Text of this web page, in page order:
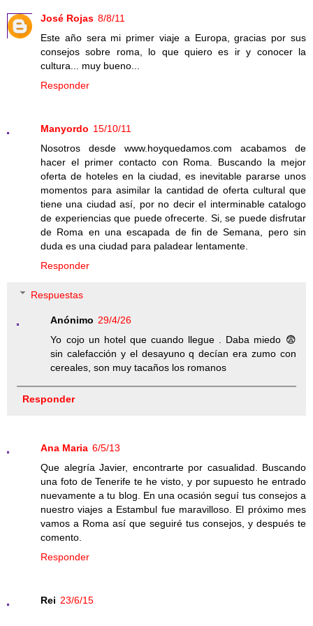
José Rojas 8/8/11
Este año sera mi primer viaje a Europa, gracias por sus
consejos sobre roma, lo que quiero es ir y conocer la
cultura... muy bueno...
Responder
Manyordo 15/10/11
Nosotros desde www.hoyquedamos.com acabamos de
hacer el primer contacto con Roma. Buscando la mejor
oferta de hoteles en la ciudad, es inevitable pararse unos
momentos para asimilar la cantidad de oferta cultural que
tiene una ciudad así, por no decir el interminable catalogo
de experiencias que puede ofrecerte. Si, se puede disfrutar
de Roma en una escapada de fin de Semana, pero sin
duda es una ciudad para paladear lentamente.
Responder
Respuestas
Anónimo 29/4/26
Yo cojo un hotel que cuando llegue . Daba miedo 😨
sin calefacción y el desayuno q decían era zumo con
cereales, son muy tacaños los romanos
Responder
Ana Maria 6/5/13
Que alegría Javier, encontrarte por casualidad. Buscando
una foto de Tenerife te he visto, y por supuesto he entrado
nuevamente a tu blog. En una ocasión seguí tus consejos a
nuestro viajes a Estambul fue maravilloso. El próximo mes
vamos a Roma así que seguiré tus consejos, y después te
comento.
Responder
Rei 23/6/15